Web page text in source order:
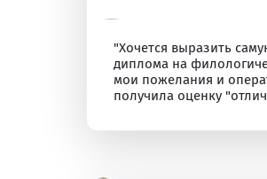
"Хочется выразить
диплома на
мои пожелания и
получила оценку